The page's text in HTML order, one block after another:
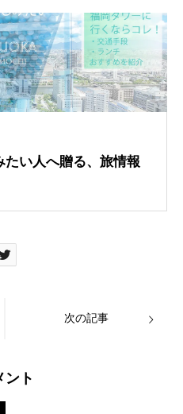
い人へ贈る、旅情報
次の記事
ント